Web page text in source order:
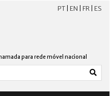
PT EN FR ES
para rede móvel nacional